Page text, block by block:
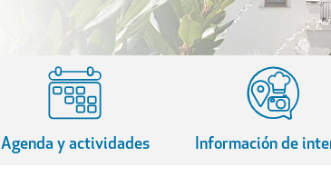
Agenda y actividades Información de